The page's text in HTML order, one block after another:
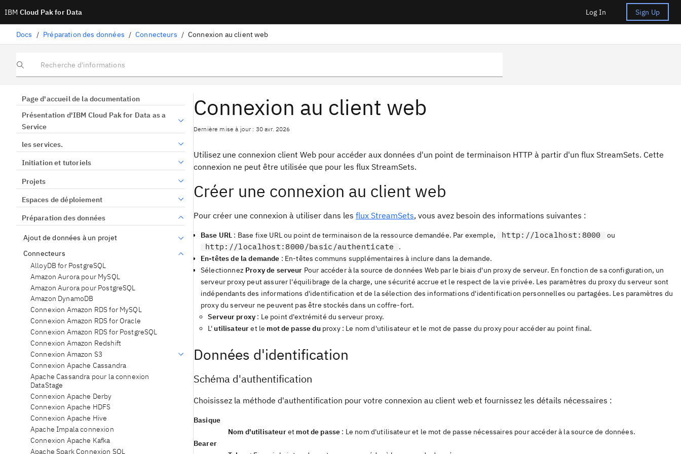
IBM Cloud Pak for Data Log In Sign Up
Docs / Préparation des données / Connecteurs / Connexion au client web
Recherche d'informations
Page d'accueil de la documentation
Présentation d'IBM Cloud Pak for Data as a
Service
les services.
Initiation et tutoriels
Projets
Espaces de déploiement
Préparation des données
Ajout de données à un projet
Connecteurs
AlloyDB for PostgreSQL
Amazon Aurora pour MySQL
Amazon Aurora pour PostgreSQL
Amazon DynamoDB
Connexion Amazon RDS for MySQL
Connexion Amazon RDS for Oracle
Connexion Amazon RDS for PostgreSQL
Connexion Amazon Redshift
Connexion Amazon S3
Connexion Apache Cassandra
Apache Cassandra pour la connexion
DataStage
Connexion Apache Derby
Connexion Apache HDFS
Connexion Apache Hive
Apache Impala connexion
Connexion Apache Kafka
Apache Spark Connexion SQL
Connexion au client web
Dernière mise à jour : 30 avr. 2026
Utilisez une connexion client Web pour accéder aux données d'un point de terminaison HTTP à partir d'un flux StreamSets. Cette
connexion ne peut être utilisée que pour les flux StreamSets.
Créer une connexion au client web
Pour créer une connexion à utiliser dans les flux StreamSets, vous avez besoin des informations suivantes :
Base URL : Base fixe URL ou point de terminaison de la ressource demandée. Par exemple, http://localhost:8000 ou
http://localhost:8000/basic/authenticate
.
En-têtes de la demande : En-têtes communs supplémentaires à inclure dans la demande.
Sélectionnez Proxy de serveur Pour accéder à la source de données Web par le biais d'un proxy de serveur. En fonction de sa configuration, un
serveur proxy peut assurer l'équilibrage de la charge, une sécurité accrue et le respect de la vie privée. Les paramètres du proxy du serveur sont
indépendants des informations d'identification et de la sélection des informations d'identification personnelles ou partagées. Les paramètres du
proxy du serveur ne peuvent pas être stockés dans un coffre-fort.
Serveur proxy : Le point d'extrémité du serveur proxy.
L' utilisateuret le mot de passe duproxy : Le nom d'utilisateur et le mot de passe du proxy pour accéder au point final.
Données d'identification
Schéma d'authentification
Choisissez la méthode d'authentification pour votre connexion au client web et fournissez les détails nécessaires :
Basique
Nom d'utilisateuret mot de passe : Le nom d'utilisateur et le mot de passe nécessaires pour accéder à la source de données.
Bearer